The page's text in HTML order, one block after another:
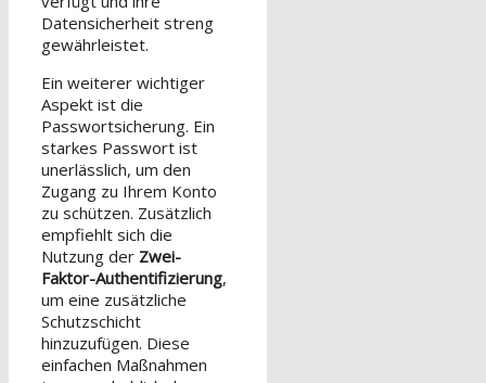
Datensicherheit streng
gewährleistet.
Ein weiterer wichtiger
Aspekt ist die
Passwortsicherung. Ein
starkes Passwort ist
unerlässlich, um den
Zugang zu Ihrem Konto
zu schützen. Zusätzlich
empfiehlt sich die
Nutzung der Zwei-
Faktor-Authentifizierung,
um eine zusätzliche
Schutzschicht
hinzuzufügen. Diese
einfachen Maßnahmen